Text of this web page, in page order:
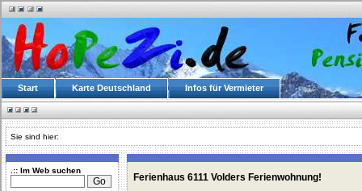
Start Karte Deutschland Infos für Vermieter
Sie sind hier:
.:: Im Web suchen
Ferienhaus 6111 Volders Ferienwohnung!